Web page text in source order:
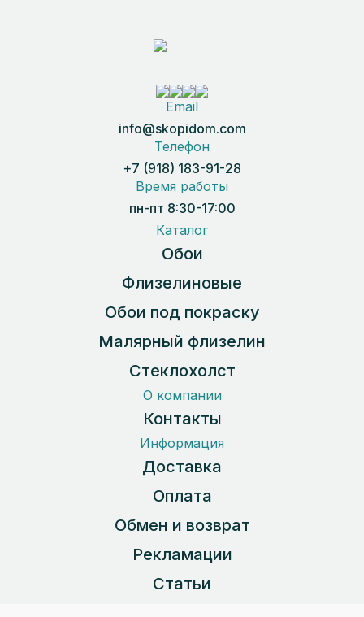
Email
info@skopidom.com
Телефон
+7 (918) 183-91-28
Время работы
пн-пт 8:30-17:00
Каталог
Обои
Флизелиновые
Обои под покраску
Малярный флизелин
Стеклохолст
О компании
Контакты
Информация
Доставка
Оплата
Обмен и возврат
Рекламации
Статьи